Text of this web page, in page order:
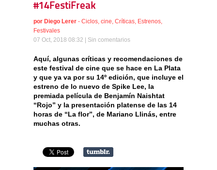
#14FestiFreak
por Diego Lerer - Ciclos, cine, Críticas, Estrenos,
Festivales
07 Oct, 2018 08:32 | Sin comentarios
Aquí, algunas críticas y recomendaciones de
este festival de cine que se hace en La Plata
y que ya va por su 14º edición, que incluye el
estreno de lo nuevo de Spike Lee, la
premiada película de Benjamín Naishtat
“Rojo” y la presentación platense de las 14
horas de “La flor”, de Mariano Llinás, entre
muchas otras.